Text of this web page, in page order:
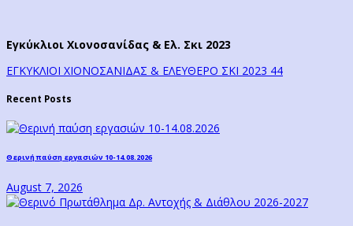
Εγκύκλιοι Χιονοσανίδας & Ελ. Σκι 2023
ΕΓΚΥΚΛΙΟΙ ΧΙΟΝΟΣΑΝΙΔΑΣ & ΕΛΕΥΘΕΡΟ ΣΚΙ 2023 44
Recent Posts
Θερινή παύση εργασιών 10-14.08.2026
August 7, 2026